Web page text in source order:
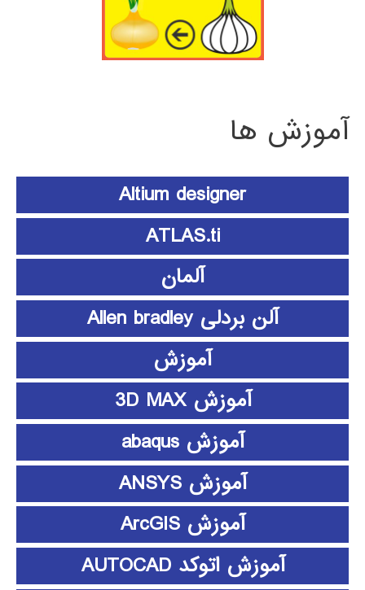
آموزش ها
Altium designer
ATLAS.ti
آلمان
آلن بردلی Allen bradley
آموزش
آموزش 3D MAX
آموزش abaqus
آموزش ANSYS
آموزش ArcGIS
آموزش اتوکد AUTOCAD